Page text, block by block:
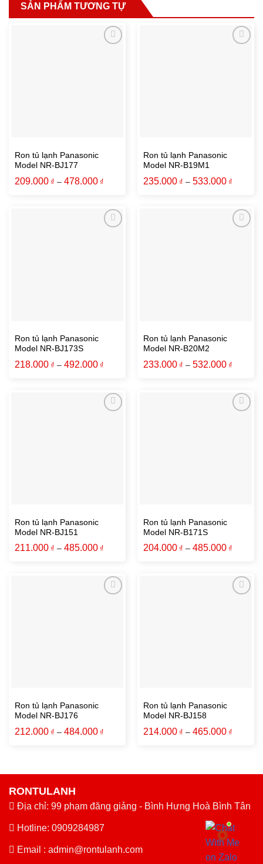
SẢN PHẨM TƯƠNG TỰ
Ron tủ lạnh Panasonic
Model NR-BJ177
209.000 ₫ – 478.000 ₫
Ron tủ lạnh Panasonic
Model NR-B19M1
235.000 ₫ – 533.000 ₫
Ron tủ lạnh Panasonic
Model NR-BJ173S
218.000 ₫ – 492.000 ₫
Ron tủ lạnh Panasonic
Model NR-B20M2
233.000 ₫ – 532.000 ₫
Ron tủ lạnh Panasonic
Model NR-BJ151
211.000 ₫ – 485.000 ₫
Ron tủ lạnh Panasonic
Model NR-B171S
204.000 ₫ – 485.000 ₫
Ron tủ lạnh Panasonic
Model NR-BJ176
212.000 ₫ – 484.000 ₫
Ron tủ lạnh Panasonic
Model NR-BJ158
214.000 ₫ – 465.000 ₫
RONTULANH
Địa chỉ: 99 phạm đăng giảng - Bình Hưng Hoà Bình Tân
Hotline: 0909284987
Email : admin@rontulanh.com